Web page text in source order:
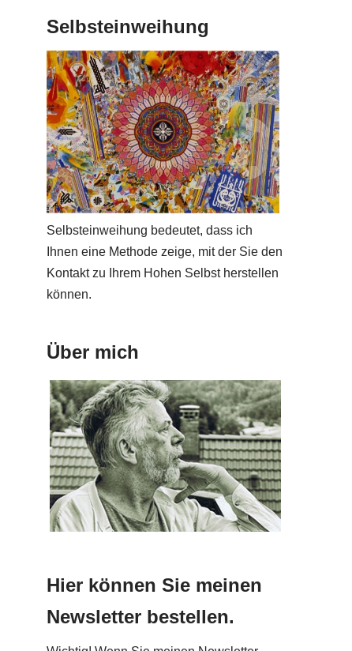
Selbsteinweihung
Selbsteinweihung bedeutet, dass ich
Ihnen eine Methode zeige, mit der Sie den
Kontakt zu Ihrem Hohen Selbst herstellen
können.
Über mich
Hier können Sie meinen
Newsletter bestellen.